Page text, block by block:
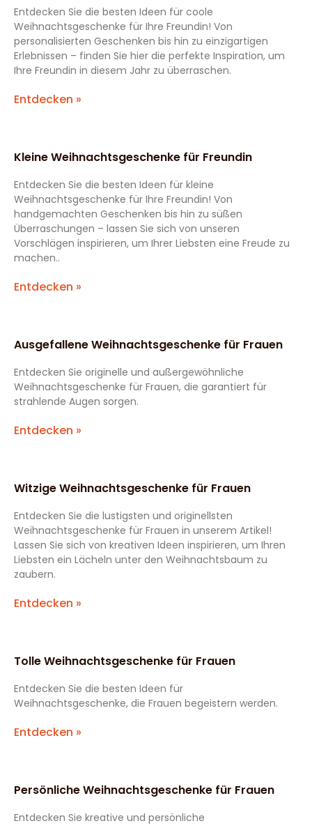
Entdecken Sie die besten Ideen für coole
Weihnachtsgeschenke für Ihre Freundin! Von
personalisierten Geschenken bis hin zu einzigartigen
Erlebnissen – finden Sie hier die perfekte Inspiration, um
Ihre Freundin in diesem Jahr zu überraschen.
Entdecken »
Kleine Weihnachtsgeschenke für Freundin
Entdecken Sie die besten Ideen für kleine
Weihnachtsgeschenke für Ihre Freundin! Von
handgemachten Geschenken bis hin zu süßen
Überraschungen – lassen Sie sich von unseren
Vorschlägen inspirieren, um Ihrer Liebsten eine Freude zu
machen..
Entdecken »
Ausgefallene Weihnachtsgeschenke für Frauen
Entdecken Sie originelle und außergewöhnliche
Weihnachtsgeschenke für Frauen, die garantiert für
strahlende Augen sorgen.
Entdecken »
Witzige Weihnachtsgeschenke für Frauen
Entdecken Sie die lustigsten und originellsten
Weihnachtsgeschenke für Frauen in unserem Artikel!
Lassen Sie sich von kreativen Ideen inspirieren, um Ihren
Liebsten ein Lächeln unter den Weihnachtsbaum zu
zaubern.
Entdecken »
Tolle Weihnachtsgeschenke für Frauen
Entdecken Sie die besten Ideen für
Weihnachtsgeschenke, die Frauen begeistern werden.
Entdecken »
Persönliche Weihnachtsgeschenke für Frauen
Entdecken Sie kreative und persönliche